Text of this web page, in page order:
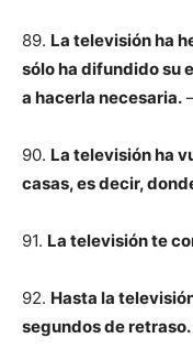
89. La televisión ha
sólo ha difundido su
a hacerla necesaria.
90. La televisión ha
casas, es decir,
91. La televisión te
92. Hasta la
segundos de retraso.